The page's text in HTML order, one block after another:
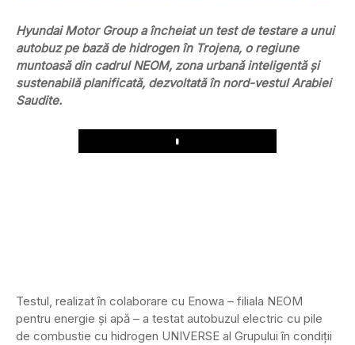
Hyundai Motor Group a încheiat un test de testare a unui
autobuz pe bază de hidrogen în Trojena, o regiune
muntoasă din cadrul NEOM, zona urbană inteligentă și
sustenabilă planificată, dezvoltată în nord-vestul Arabiei
Saudite.
Play
Testul, realizat în colaborare cu Enowa – filiala NEOM
pentru energie și apă – a testat autobuzul electric cu pile
de combustie cu hidrogen UNIVERSE al Grupului în condiții